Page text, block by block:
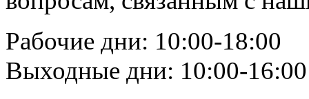
Рабочие дни: 10:00-18:00
Выходные дни: 10:00-16:00